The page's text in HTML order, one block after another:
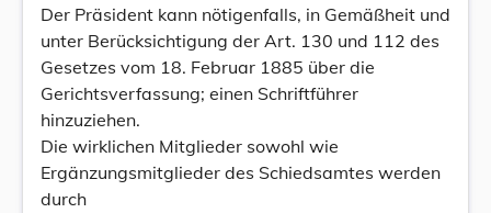
Der Präsident kann nötigenfalls, in Gemäßheit und
unter Berücksichtigung der Art. 130 und 112 des
Gesetzes vom 18. Februar 1885 über die
Gerichtsverfassung; einen Schriftführer
hinzuziehen.
Die wirklichen Mitglieder sowohl wie
Ergänzungsmitglieder des Schiedsamtes werden
durch